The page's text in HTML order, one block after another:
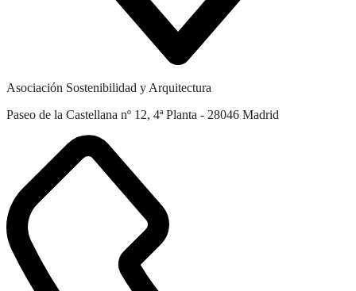
Asociación Sostenibilidad y Arquitectura
Paseo de la Castellana nº 12, 4ª Planta - 28046 Madrid